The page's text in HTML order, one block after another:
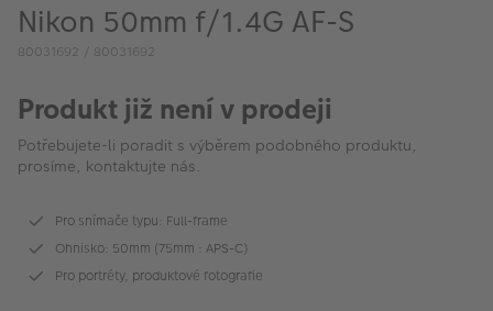
Nikon 50mm f/1.4G AF-S
80031692 / 80031692
Produkt již není v prodeji
Potřebujete-li poradit s výběrem podobného produktu,
prosíme, kontaktujte nás.
Pro snímače typu: Full-frame
Ohnisko: 50mm (75mm : APS-C)
Pro portréty, produktové fotografie